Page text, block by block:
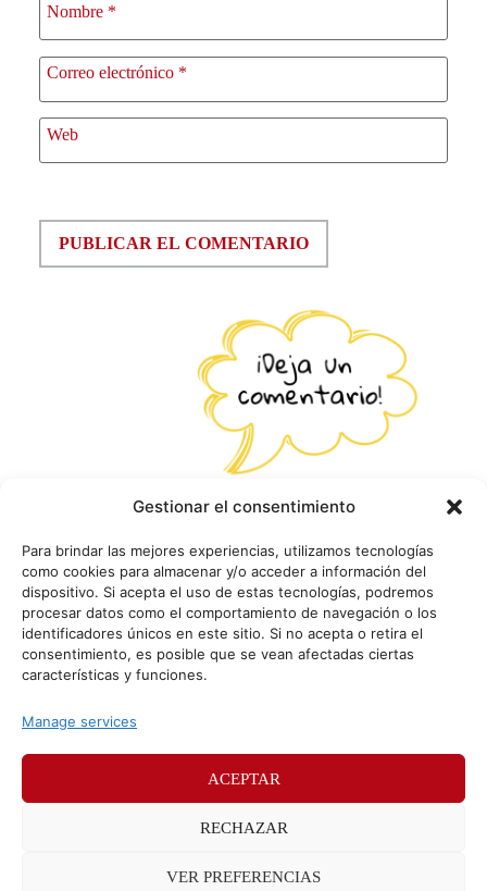
Gestionar el consentimiento
Para brindar las mejores experiencias, utilizamos tecnologías
como cookies para almacenar y/o acceder a información del
dispositivo. Si acepta el uso de estas tecnologías, podremos
procesar datos como el comportamiento de navegación o los
identificadores únicos en este sitio. Si no acepta o retira el
consentimiento, es posible que se vean afectadas ciertas
características y funciones.
Manage services
ACEPTAR
RECHAZAR
VER PREFERENCIAS
Nombre *
Correo electrónico *
Web
© Sr. Potato 2026